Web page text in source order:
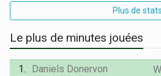
Plus de stats
Le plus de minutes jouées
1. Daniels Donervon